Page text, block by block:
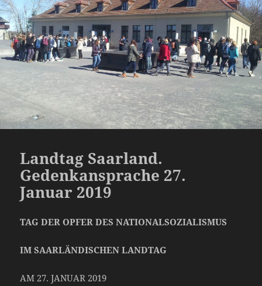
Landtag Saarland.
Gedenkansprache 27.
Januar 2019
TAG DER OPFER DES NATIONALSOZIALISMUS
IM SAARLÄNDISCHEN LANDTAG
AM 27. JANUAR 2019